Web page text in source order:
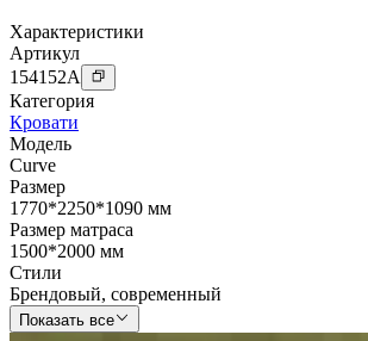
Характеристики
Артикул
154152A
Категория
Кровати
Модель
Curve
Размер
1770*2250*1090 мм
Размер матраса
1500*2000 мм
Стили
Брендовый, современный
Показать все